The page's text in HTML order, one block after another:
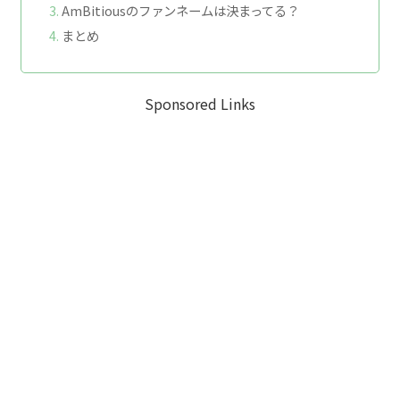
AmBitiousのファンネームは決まってる？
まとめ
Sponsored Links